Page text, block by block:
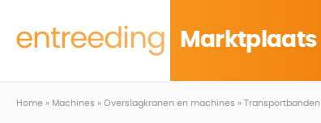
Marktplaats
Home » Machines » Overslagkranen en machines » Transportbanden